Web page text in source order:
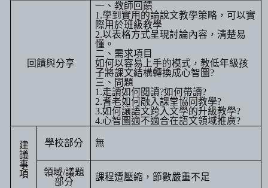
回饋與分享
一、教師回饋
1.學到實用的論說文教學策略，可以實
際用於班級教學
2.以表格方式呈現討論內容，清楚易
懂。
二、需求項目
如何以容易上手的模式，教低年級孩
子將課文結構轉換成心智圖?
三、問題
1.走讀如何閱讀?如何帶讀?
2.耆老如何融入課堂協同教學?
3.如何讓語文跨入文學的升級教學?
4.心智圖適不適合在語文領域推廣?
建
議
事
項
學校部分 無
領域/議題
部分
課程遭壓縮，節數嚴重不足